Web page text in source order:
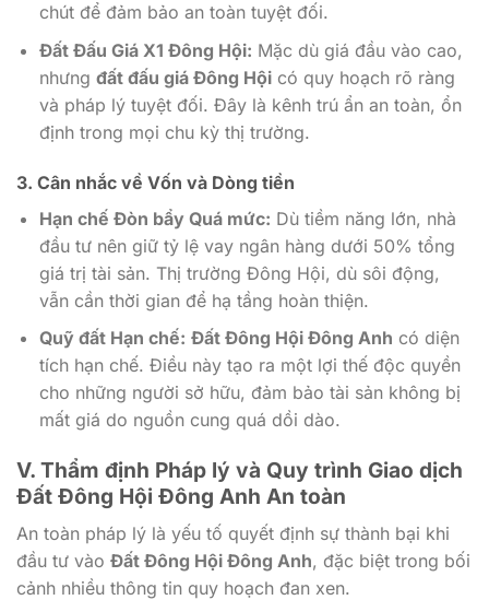
chút để đảm bảo an toàn tuyệt đối.
Đất Đấu Giá X1 Đông Hội: Mặc dù giá đầu vào cao,
nhưng đất đấu giá Đông Hộicó quy hoạch rõ ràng
và pháp lý tuyệt đối. Đây là kênh trú ẩn an toàn, ổn
định trong mọi chu kỳ thị trường.
3. Cân nhắc về Vốn và Dòng tiền
Hạn chế Đòn bẩy Quá mức: Dù tiềm năng lớn, nhà
đầu tư nên giữ tỷ lệ vay ngân hàng dưới 50% tổng
giá trị tài sản. Thị trường Đông Hội, dù sôi động,
vẫn cần thời gian để hạ tầng hoàn thiện.
Quỹ đất Hạn chế: Đất Đông Hội Đông Anh có diện
tích hạn chế. Điều này tạo ra một lợi thế độc quyền
cho những người sở hữu, đảm bảo tài sản không bị
mất giá do nguồn cung quá dồi dào.
V. Thẩm định Pháp lý và Quy trình Giao dịch
Đất Đông Hội Đông Anh An toàn
An toàn pháp lý là yếu tố quyết định sự thành bại khi
đầu tư vào Đất Đông Hội Đông Anh, đặc biệt trong bối
cảnh nhiều thông tin quy hoạch đan xen.